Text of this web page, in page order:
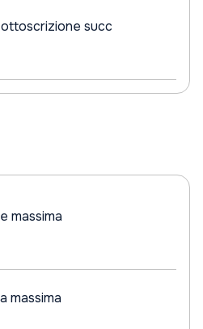
succ
massima
massima